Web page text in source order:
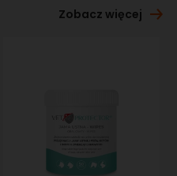
Zobacz więcej